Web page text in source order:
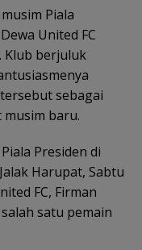
Piala
United FC
Klub berjuluk
sebagai
baru.
Presiden di
Harupat, Sabtu
FC, Firman
satu pemain